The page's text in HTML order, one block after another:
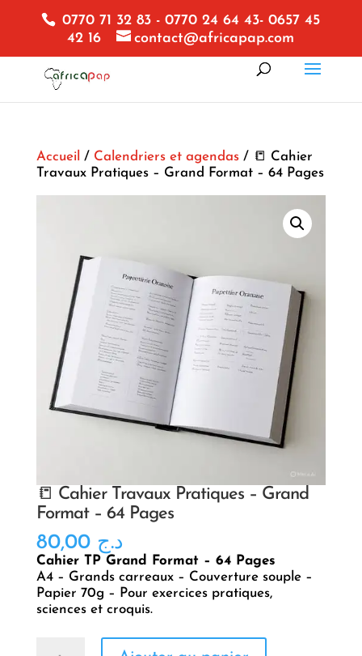
0770 71 32 83 - 0770 24 64 43- 0657 45
42 16
contact@africapap.com
Accueil / Calendriers et agendas/ 📒 Cahier
Travaux Pratiques – Grand Format – 64 Pages
📒 Cahier Travaux Pratiques – Grand
Format – 64 Pages
د.ج 80,00
Cahier TP Grand Format – 64 Pages
A4 – Grands carreaux – Couverture souple –
Papier 70g – Pour exercices pratiques,
sciences et croquis.